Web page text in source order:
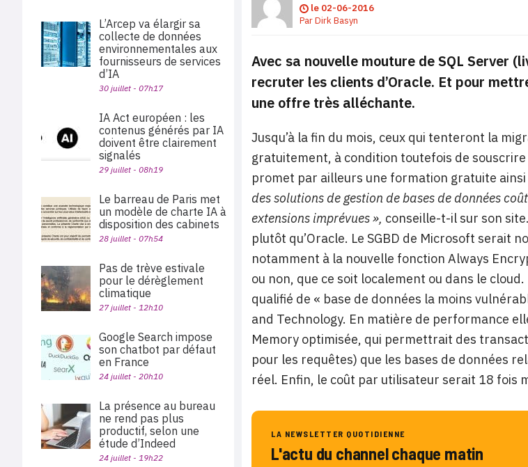
le 02-06-2016
ParDirk Basyn
Avec sa nouvelle mouture de SQL Server
recruter les clients d’Oracle. Et pour
une offre très alléchante.
Jusqu’à la fin du mois, ceux qui tenteront la
gratuitement, à condition toutefois de
promet par ailleurs une formation gratuite
des solutions de gestion de bases de données
extensions imprévues », conseille-t-il sur son
plutôt qu’Oracle. Le SGBD de Microsoft serait
notamment à la nouvelle fonction Always
ou non, que ce soit localement ou dans le cloud.
qualifié de « base de données la moins
and Technology. En matière de performance
Memory optimisée, qui permettrait des
pour les requêtes) que les bases de données
réel. Enfin, le coût par utilisateur serait 18 fois
LA NEWSLETTER QUOTIDIENNE
L'actu du channel chaque matin
L’Arcep va élargir sa
collecte de données
environnementales aux
fournisseurs de services
d’IA
30 juillet - 07h17
IA Act européen : les
contenus générés par IA
doivent être clairement
signalés
29 juillet - 08h19
Le barreau de Paris met
un modèle de charte IA à
disposition des cabinets
28 juillet - 07h54
Pas de trève estivale
pour le dérèglement
climatique
27 juillet - 12h10
Google Search impose
son chatbot par défaut
en France
24 juillet - 20h10
La présence au bureau
ne rend pas plus
productif, selon une
étude d’Indeed
24 juillet - 19h22